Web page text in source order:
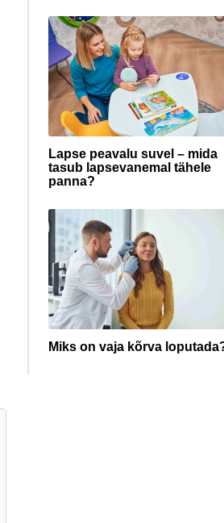
Lapse peavalu suvel – mida
tasub lapsevanemal tähele
panna?
Miks on vaja kõrva